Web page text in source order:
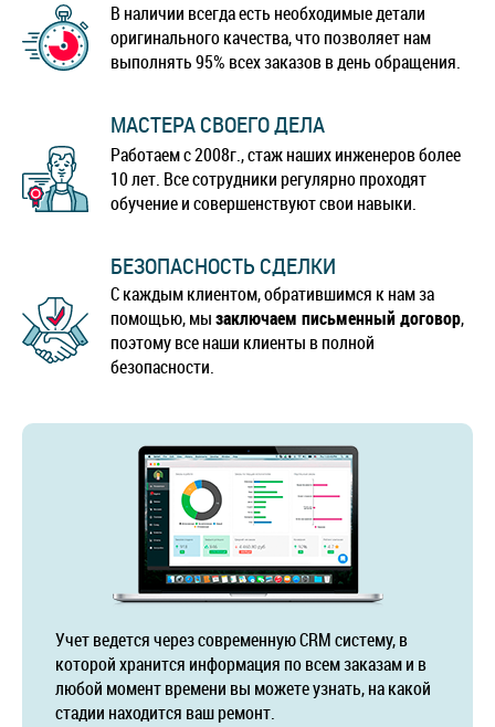
В наличии всегда есть необходимые детали
оригинального качества, что позволяет нам
выполнять 95% всех заказов в день обращения.
МАСТЕРА СВОЕГО ДЕЛА
Работаем с 2008г., стаж наших инженеров более
10 лет. Все сотрудники регулярно проходят
обучение и совершенствуют свои навыки.
БЕЗОПАСНОСТЬ СДЕЛКИ
С каждым клиентом, обратившимся к нам за
помощью, мызаключаем письменный договор,
поэтому все наши клиенты в полной
безопасности.
Учет ведется через современную CRM систему, в
которой хранится информация по всем заказам и в
любой момент времени вы можете узнать, на какой
стадии находится ваш ремонт.